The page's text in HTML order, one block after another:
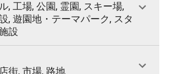
, 工場, 公園, 霊園, スキー場,
, 遊園地・テーマパーク, スタ
設
街, 市場, 路地